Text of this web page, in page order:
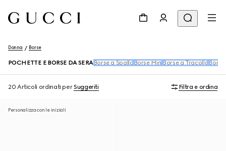
Donna Borse
POCHETTE E BORSE DA SERABorse a Spalla Borse Mini Borse a Tracolla
20 Articoli ordinati perSuggeriti Filtra e ordina
Personalizza con le iniziali